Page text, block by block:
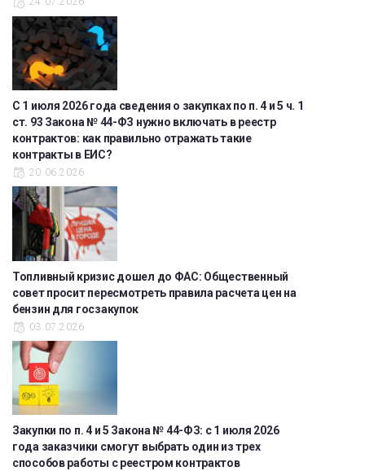
С 1 июля 2026 года сведения о закупках по п. 4 и 5 ч. 1
ст. 93 Закона № 44-ФЗ нужно включать в реестр
контрактов: как правильно отражать такие
контракты в ЕИС?
20.06.2026
Топливный кризис дошел до ФАС: Общественный
совет просит пересмотреть правила расчета цен на
бензин для госзакупок
03.07.2026
Закупки по п. 4 и 5 Закона № 44-ФЗ: с 1 июля 2026
года заказчики смогут выбрать один из трех
способов работы с реестром контрактов